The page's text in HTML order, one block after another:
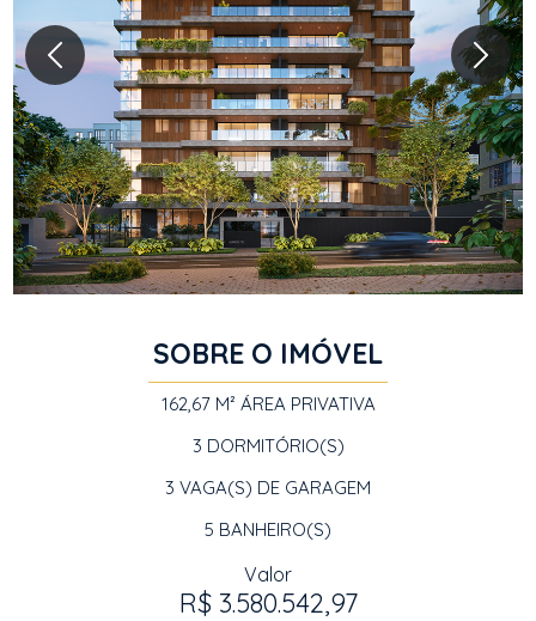
SOBRE O IMÓVEL
162,67 M² ÁREA PRIVATIVA
3 DORMITÓRIO(S)
3 VAGA(S) DE GARAGEM
5 BANHEIRO(S)
Valor
R$ 3.580.542,97